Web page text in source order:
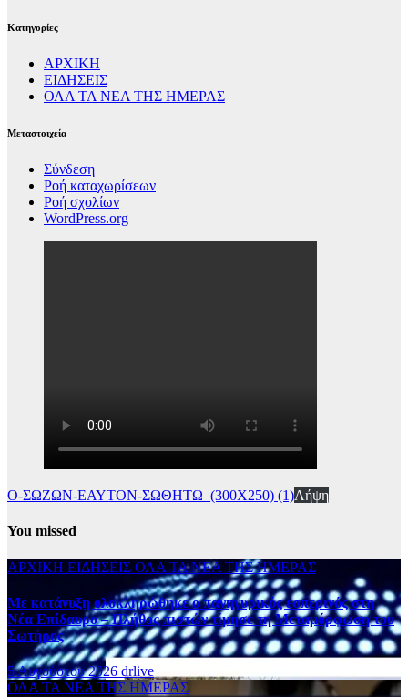
Kατηγορίες
ΑΡΧΙΚΗ
ΕΙΔΗΣΕΙΣ
ΟΛΑ ΤΑ ΝΕΑ ΤΗΣ ΗΜΕΡΑΣ
Μεταστοιχεία
Σύνδεση
Ροή καταχωρίσεων
Ροή σχολίων
WordPress.org
Ο-ΣΩΖΩΝ-ΕΑΥΤΟΝ-ΣΩΘΗΤΩ_(300Χ250) (1)Λήψη
You missed
ΑΡΧΙΚΗ ΕΙΔΗΣΕΙΣ ΟΛΑ ΤΑ ΝΕΑ ΤΗΣ ΗΜΕΡΑΣ
Με κατάνυξη ολοκληρώθηκε ο πανηγυρικός εσπερινός στη
Νέα Επίδαυρο – Πλήθος πιστών τίμησε τη Μεταμόρφωση του
Σωτήρος
5 Αυγούστου 2026 drlive
ΟΛΑ ΤΑ ΝΕΑ ΤΗΣ ΗΜΕΡΑΣ